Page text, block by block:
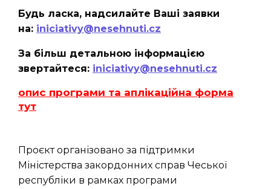
Будь ласка, надсилайте Ваші заявки
на: iniciativy@nesehnuti.cz
За більш детальною інформацією
звертайтеся: iniciativy@nesehnuti.cz
опис програми та аплікаційна форма
тут
Проєкт організовано за підтримки
Міністерства закордонних справ Чеської
республіки в рамках програми